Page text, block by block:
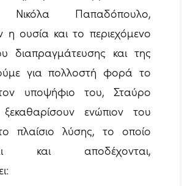
Νικόλα Παπαδόπουλο,
ουσία και το περιεχόμενο
διαπραγμάτευσης και της
για πολλοστή φορά το
υποψήφιο του, Σταύρο
ενώπιον του
πλαίσιο λύσης, το οποίο
και αποδέχονται,